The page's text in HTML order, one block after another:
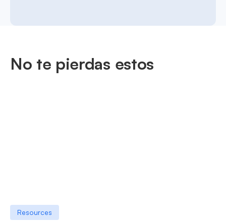
No te pierdas estos
Resources